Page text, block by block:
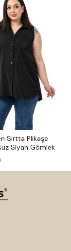
Sırtta Plikaşe
Siyah Gömlek